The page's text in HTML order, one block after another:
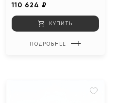
110 624 ₽
КУПИТЬ
ПОДРОБНЕЕ